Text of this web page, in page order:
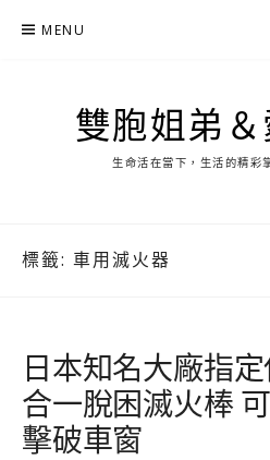
MENU
雙胞姐弟
生命活在當下，生活的精彩
標籤: 車用滅火器
日本知名大廠指
合一脫困滅火棒
擊破車窗